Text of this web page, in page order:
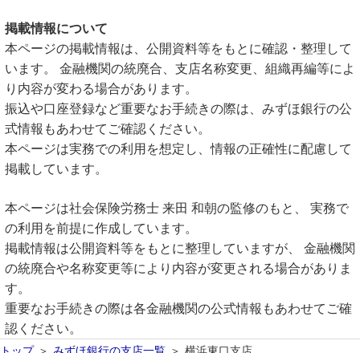
掲載情報について
本ページの掲載情報は、公開資料等をもとに確認・整理して
います。 金融機関の統廃合、支店名称変更、組織再編等によ
り内容が変わる場合があります。
振込や口座登録など重要なお手続きの際は、みずほ銀行の公
式情報もあわせてご確認ください。
本ページは実務での利用を想定し、情報の正確性に配慮して
掲載しています。
本ページは社会保険労務士 来田 和朝の監修のもと、 実務で
の利用を前提に作成しています。
掲載情報は公開資料等をもとに整理していますが、 金融機関
の統廃合や名称変更等により内容が変更される場合がありま
す。
重要なお手続きの際は各金融機関の公式情報もあわせてご確
認ください。